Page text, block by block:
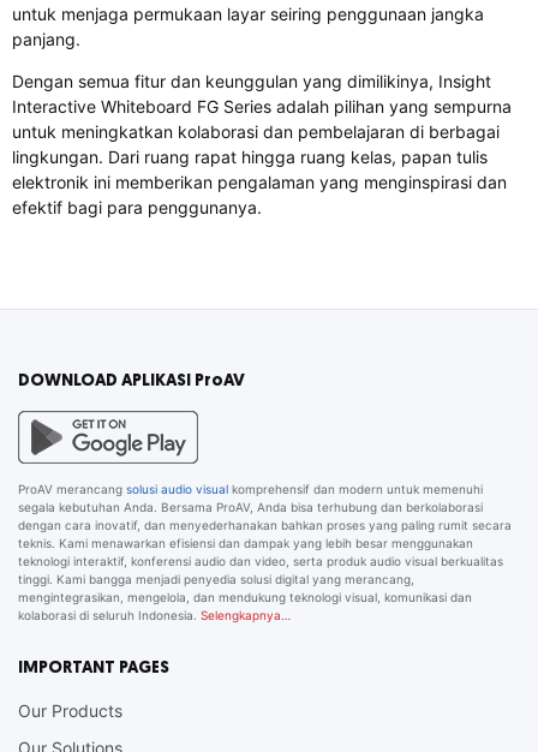
untuk menjaga permukaan layar seiring penggunaan jangka
panjang.
Dengan semua fitur dan keunggulan yang dimilikinya, Insight
Interactive Whiteboard FG Series adalah pilihan yang sempurna
untuk meningkatkan kolaborasi dan pembelajaran di berbagai
lingkungan. Dari ruang rapat hingga ruang kelas, papan tulis
elektronik ini memberikan pengalaman yang menginspirasi dan
efektif bagi para penggunanya.
DOWNLOAD APLIKASI ProAV
ProAV merancang solusi audio visual komprehensif dan modern untuk memenuhi
segala kebutuhan Anda. Bersama ProAV, Anda bisa terhubung dan berkolaborasi
dengan cara inovatif, dan menyederhanakan bahkan proses yang paling rumit secara
teknis. Kami menawarkan efisiensi dan dampak yang lebih besar menggunakan
teknologi interaktif, konferensi audio dan video, serta produk audio visual berkualitas
tinggi. Kami bangga menjadi penyedia solusi digital yang merancang,
mengintegrasikan, mengelola, dan mendukung teknologi visual, komunikasi dan
kolaborasi di seluruh Indonesia. Selengkapnya…
IMPORTANT PAGES
Our Products
Our Solutions